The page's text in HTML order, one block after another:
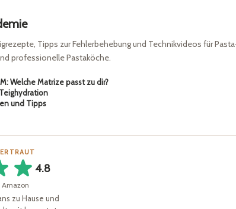
Tipps zur Fehlerbehebung und Technikvideos für
professionelle Pastaköche.
Welche Matrize passt zu dir?
und Tipps
4.8
Amazon
zu Hause und